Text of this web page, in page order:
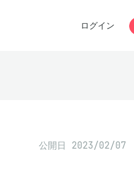
ログイン
公開日 2023/02/07